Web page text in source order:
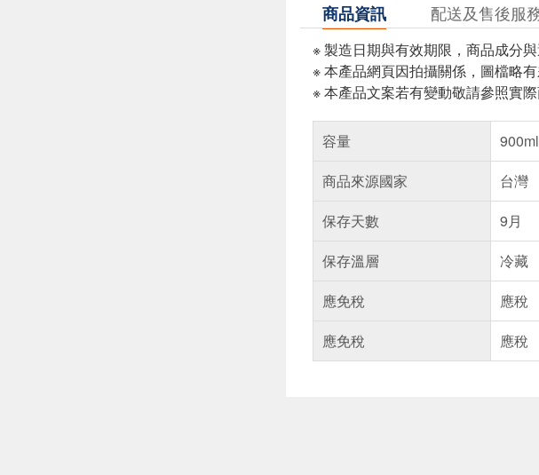
商品資訊 配送及售後服
※ 製造日期與有效期限，商品成分
※ 本產品網頁因拍攝關係，圖檔略
※ 本產品文案若有變動敬請參照實
容量
商品來源國家
台灣
保存天數
9月
保存溫層
冷藏
應免稅
應稅
應免稅
應稅